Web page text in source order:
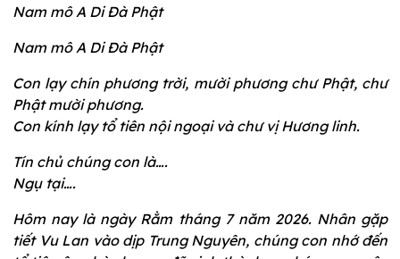
Nam mô A Di Đà Phật
Nam mô A Di Đà Phật
Con lạy chín phương trời, mười phương chư Phật, chư
Phật mười phương.
Con kính lạy tổ tiên nội ngoại và chư vị Hương linh.
Tín chủ chúng con là….
Ngụ tại….
Hôm nay là ngày Rằm tháng 7 năm 2026. Nhân gặp
tiết Vu Lan vào dịp Trung Nguyên, chúng con nhớ đến